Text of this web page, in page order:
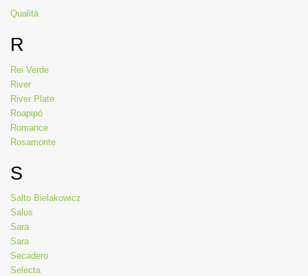
Qualitá
R
Rei Verde
River
River Plate
Roapipó
Romance
Rosamonte
S
Salto Bielakowicz
Salus
Sara
Sara
Secadero
Selecta